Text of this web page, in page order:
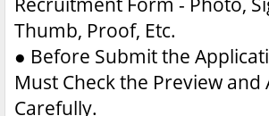
Thumb, Proof, Etc.
● Before Submit the
Must Check the Preview and
Carefully.